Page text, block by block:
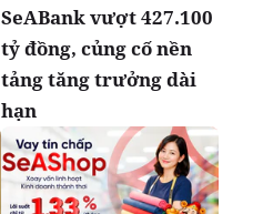
SeABank vượt 427.100
tỷ đồng, củng cố nền
tảng tăng trưởng dài
hạn